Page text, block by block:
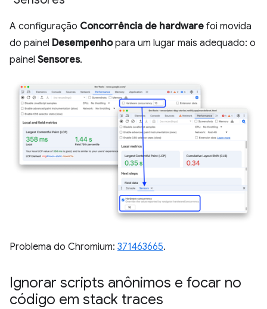
A configuração Concorrência de hardware foi movida
do painel Desempenhopara um lugar mais adequado: o
painel Sensores.
Problema do Chromium: 371463665.
Ignorar scripts anônimos e focar no
código em stack traces